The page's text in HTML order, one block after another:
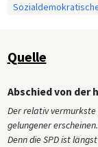
Quelle
Abschied von der
Der relativ vermurkste
gelungener
Denn die SPD ist